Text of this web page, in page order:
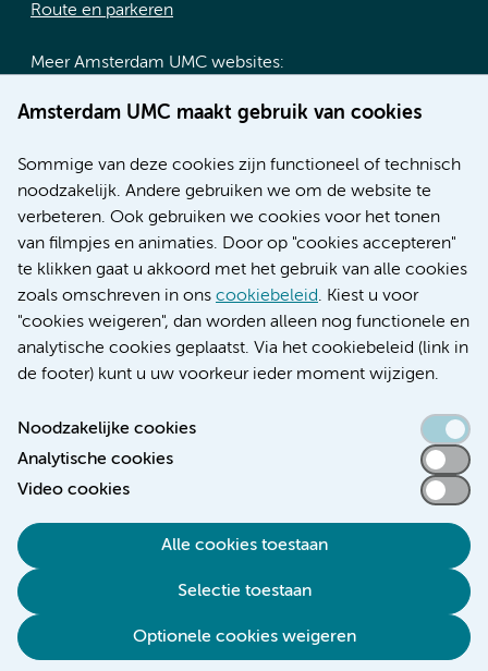
Amsterdam UMC maakt gebruik van cookies
Sommige van deze cookies zijn functioneel of technisch
noodzakelijk. Andere gebruiken we om de website te
verbeteren. Ook gebruiken we cookies voor het tonen
van filmpjes en animaties. Door op "cookies accepteren"
te klikken gaat u akkoord met het gebruik van alle cookies
zoals omschreven in ons cookiebeleid. Kiest u voor
"cookies weigeren", dan worden alleen nog functionele en
analytische cookies geplaatst. Via het cookiebeleid (link in
de footer) kunt u uw voorkeur ieder moment wijzigen.
Noodzakelijke cookies
Analytische cookies
Video cookies
Alle cookies toestaan
Selectie toestaan
Optionele cookies weigeren
Route en parkeren
Meer Amsterdam UMC websites:
Werken bij Amsterdam UMC
Nieuws
Research
Educatie locatie AMC
Educatie locatie VUmc
Verwijzen & diagnostiek
Toegankelijkheidsverklaring
Responsible disclosure